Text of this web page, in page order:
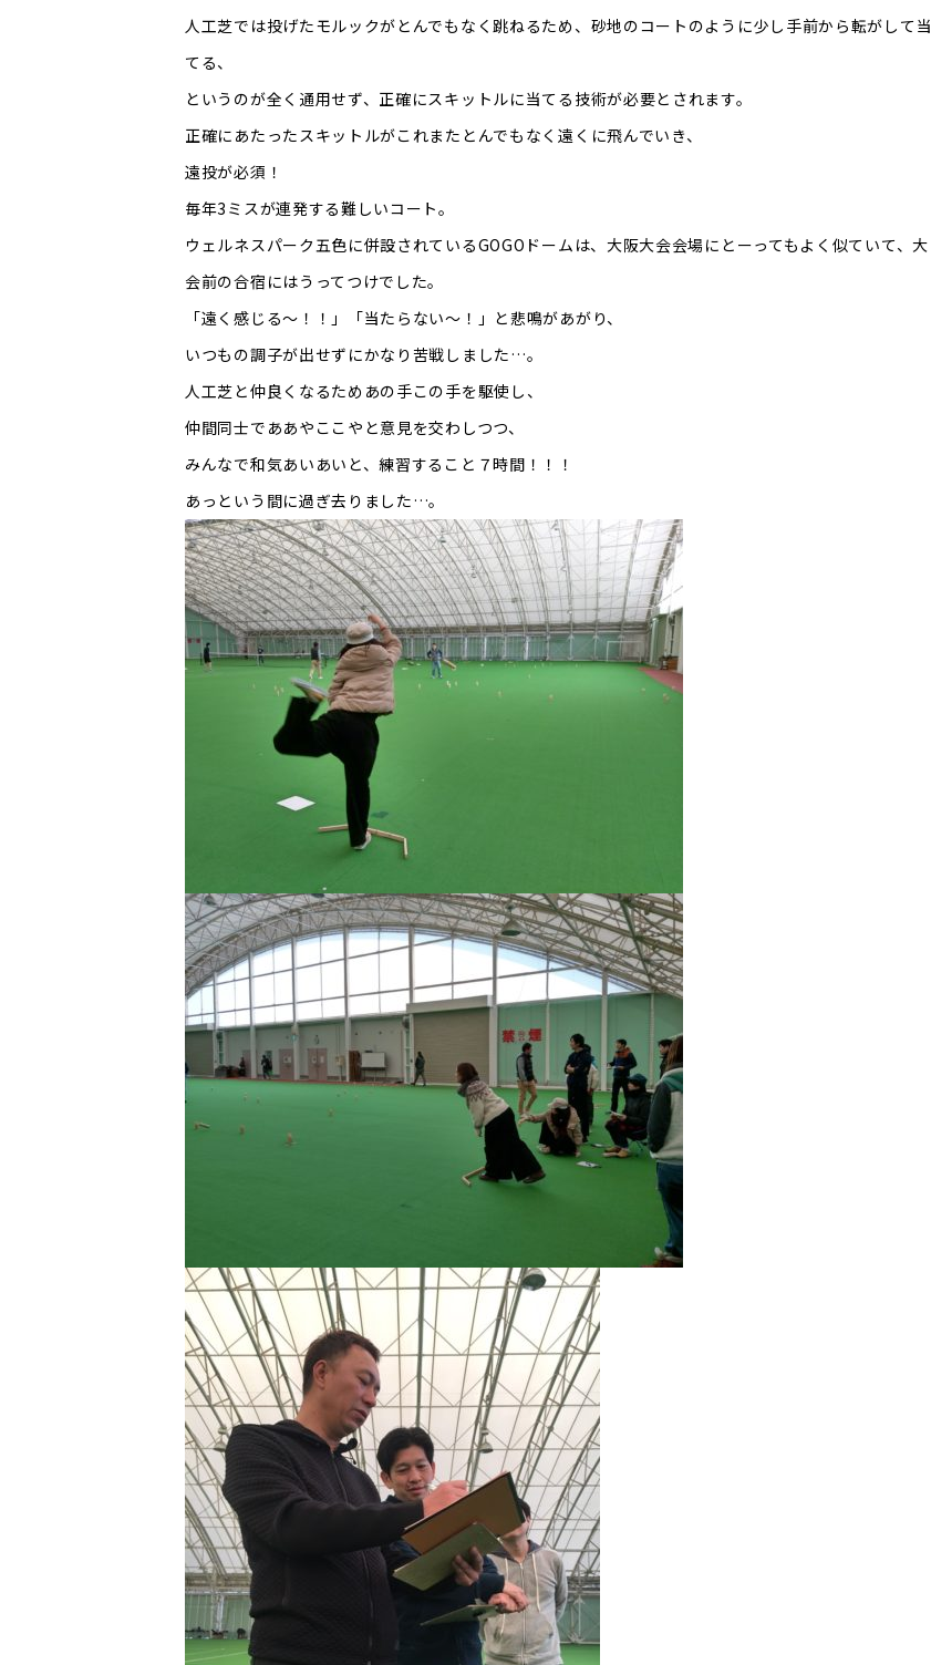
人工芝では投げたモルックがとんでもなく跳ねるため、砂地のコートのように少し手前から転がして当
てる、
というのが全く通用せず、正確にスキットルに当てる技術が必要とされます。
正確にあたったスキットルがこれまたとんでもなく遠くに飛んでいき、
遠投が必須！
毎年3ミスが連発する難しいコート。
ウェルネスパーク五色に併設されているGOGOドームは、大阪大会会場にとーってもよく似ていて、大
会前の合宿にはうってつけでした。
「遠く感じる〜！！」「当たらない〜！」と悲鳴があがり、
いつもの調子が出せずにかなり苦戦しました…。
人工芝と仲良くなるためあの手この手を駆使し、
仲間同士でああやここやと意見を交わしつつ、
みんなで和気あいあいと、練習すること７時間！！！
あっという間に過ぎ去りました…。